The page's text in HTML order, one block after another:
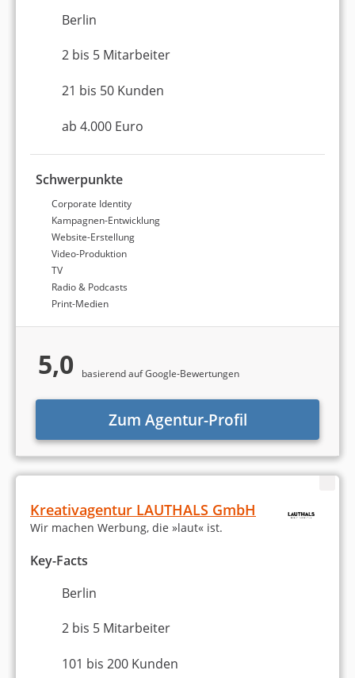
st-germaine.de
Suchmaschinenoptimierung
Steigerung der Sichtbarkeit um 100%
www.foliendealer.com
Content-Marketing
Google Ads
Suchmaschinenoptimierung
Viele Top-5 Platzierung der wichtigsten Keywords
Gesamt-Anzahl Keywords um 50 % erhöht
Über den Autor
Alexander Walz
Unternehmensgründer. Er hat als Angestellter im
Berlin
2 bis 5 Mitarbeiter
21 bis 50 Kunden
ab 4.000 Euro
Schwerpunkte
Corporate Identity
Kampagnen-Entwicklung
Website-Erstellung
Video-Produktion
TV
Radio & Podcasts
Print-Medien
5,0 basierend auf Google-Bewertungen
Zum Agentur-Profil
Kreativagentur LAUTHALS GmbH
Wir machen Werbung, die »laut« ist.
Key-Facts
Berlin
2 bis 5 Mitarbeiter
101 bis 200 Kunden